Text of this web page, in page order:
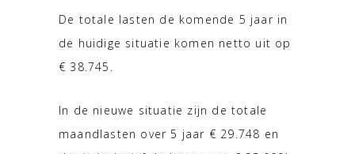
De totale lasten de komende 5 jaar in
de huidige situatie komen netto uit op
€ 38.745.
In de nieuwe situatie zijn de totale
maandlasten over 5 jaar € 29.748 en